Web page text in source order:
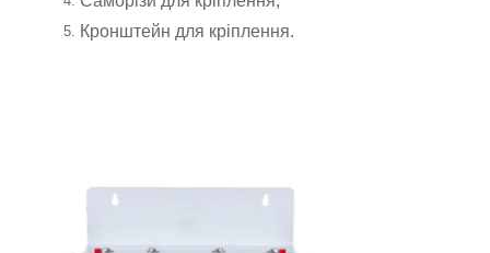
Кронштейн для кріплення.